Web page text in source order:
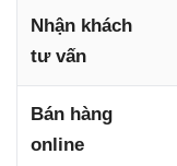
Nhận khách
tư vấn
Bán hàng
online